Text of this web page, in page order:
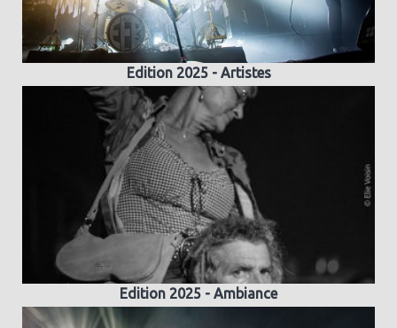
Edition 2025 - Artistes
Edition 2025 - Ambiance